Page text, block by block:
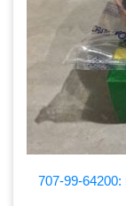
707-99-